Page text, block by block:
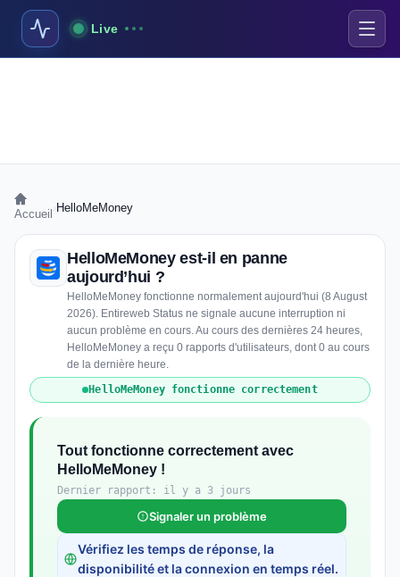
Live
Accueil HelloMeMoney
HelloMeMoney est-il en panne
aujourd’hui ?
HelloMeMoney fonctionne normalement aujourd'hui (8 August
2026). Entireweb Status ne signale aucune interruption ni
aucun problème en cours. Au cours des dernières 24 heures,
HelloMeMoney a reçu 0 rapports d'utilisateurs, dont 0 au cours
de la dernière heure.
HelloMeMoney fonctionne correctement
Tout fonctionne correctement avec
HelloMeMoney !
Dernier rapport: il y a 3 jours
Signaler un problème
Vérifiez les temps de réponse, la
disponibilité et la connexion en temps réel.